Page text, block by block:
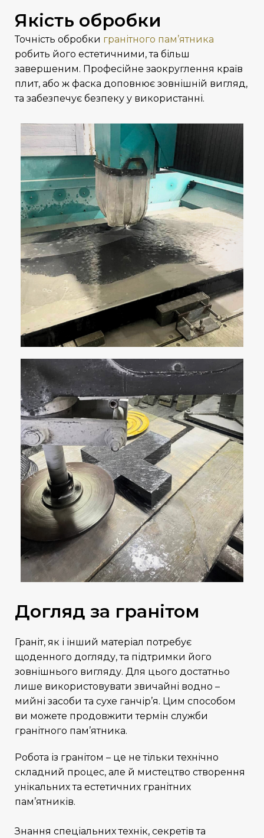
Якість обробки
Точність обробки гранітного пам’ятника
робить його естетичними, та більш
завершеним. Професійне заокруглення країв
плит, або ж фаска доповнює зовнішній вигляд,
та забезпечує безпеку у використанні.
Догляд за гранітом
Граніт, як і інший матеріал потребує
щоденного догляду, та підтримки його
зовнішнього вигляду. Для цього достатньо
лише використовувати звичайні водно –
мийні засоби та сухе ганчір’я. Цим способом
ви можете продовжити термін служби
гранітного пам’ятника.
Робота із гранітом – це не тільки технічно
складний процес, але й мистецтво створення
унікальних та естетичних гранітних
пам’ятників.
Знання спеціальних технік, секретів та